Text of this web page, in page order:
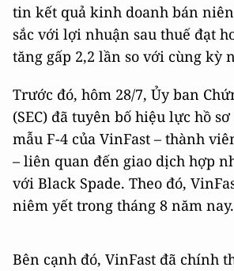
tin kết quả kinh doanh bán
sắc với lợi nhuận sau thuế đạt
tăng gấp 2,2 lần so với cùng kỳ
Trước đó, hôm 28/7, Ủy ban
(SEC) đã tuyên bố hiệu lực hồ
mẫu F-4 của VinFast – thành
– liên quan đến giao dịch hợp
với Black Spade. Theo đó,
niêm yết trong tháng 8 năm nay.
Bên cạnh đó, VinFast đã chính